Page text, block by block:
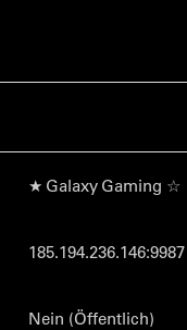
★ Galaxy Gaming ☆
185.194.236.146:9987
Nein (Öffentlich)